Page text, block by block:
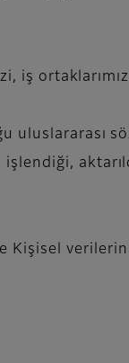
iş
Kişisel